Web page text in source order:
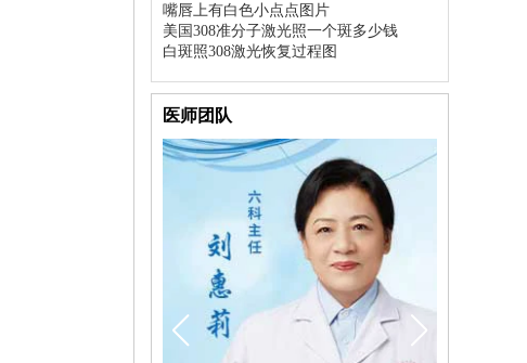
嘴唇上有白色小点点图片
美国308准分子激光照一个斑多少钱
白斑照308激光恢复过程图
医师团队